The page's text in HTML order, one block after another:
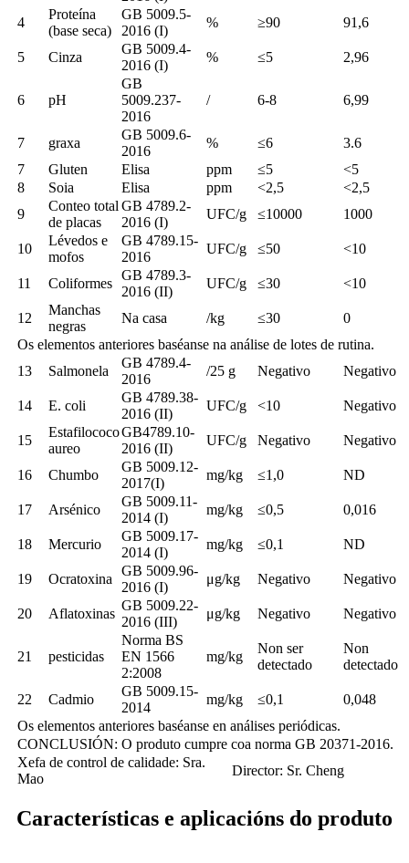
4
Proteína
(base seca)
GB 5009.5-
2016 (I)
% ≥90 91,6
5 Cinza
GB 5009.4-
2016 (I)
% ≤5 2,96
6 pH
GB
5009.237-
2016
/ 6-8 6,99
7 graxa
GB 5009.6-
2016
% ≤6
3.6
7
Gluten Elisa ppm ≤5
<5
8
Soia Elisa ppm <2,5
<2,5
9
Conteo total
de placas
GB 4789.2-
2016 (I)
UFC/g ≤10000 1000
10
Lévedos e
mofos
GB 4789.15-
2016
UFC/g ≤50 <10
11 Coliformes
GB 4789.3-
2016 (II)
UFC/g ≤30 <10
12
Manchas
negras
Na casa /kg ≤30
0
Os elementos anteriores baséanse na análise de lotes de rutina.
13
Salmonela
GB 4789.4-
2016
/25 g Negativo Negativo
14 E. coli
GB 4789.38-
2016 (II)
UFC/g <10 Negativo
15
Estafilococo
aureo
GB4789.10-
2016 (II)
UFC/g Negativo Negativo
16 Chumbo
GB 5009.12-
2017(I)
mg/kg ≤1,0 ND
17 Arsénico
GB 5009.11-
2014 (I)
mg/kg ≤0,5 0,016
18 Mercurio
GB 5009.17-
2014 (I)
mg/kg ≤0,1 ND
19 Ocratoxina
GB 5009.96-
2016 (I)
μg/kg Negativo Negativo
20 Aflatoxinas
GB 5009.22-
2016 (III)
μg/kg Negativo Negativo
21 pesticidas
Norma BS
EN 1566
2:2008
mg/kg
Non ser
detectado
Non
detectado
22 Cadmio
GB 5009.15-
2014
mg/kg ≤0,1
0,048
Os elementos anteriores baséanse en análises periódicas.
CONCLUSIÓN: O produto cumpre coa norma GB 20371-2016.
Xefa de control de calidade: Sra.
Mao
Director: Sr. Cheng
Características e aplicacións do produto